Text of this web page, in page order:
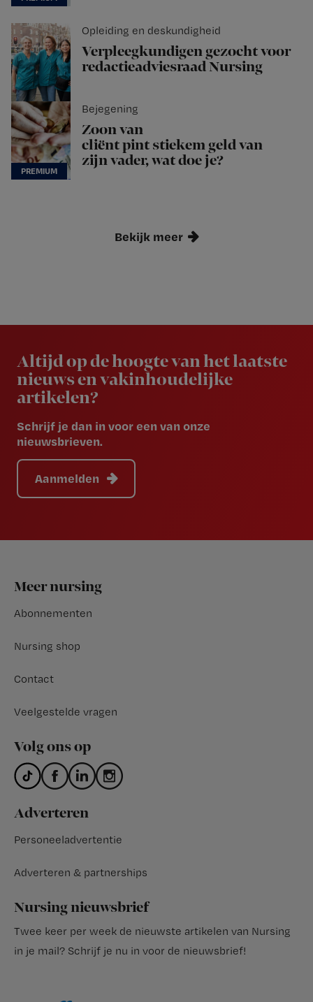
Opleiding en deskundigheid
Verpleegkundigen gezocht voor
redactieadviesraad Nursing
Bejegening
Zoon van
cliënt pint stiekem geld van
zijn vader, wat doe je?
Bekijk meer
Altijd op de hoogte van het laatste
nieuws en vakinhoudelijke
artikelen?
Schrijf je dan in voor een van onze
nieuwsbrieven.
Aanmelden
Footer
Meer nursing
Abonnementen
Nursing shop
Contact
Veelgestelde vragen
Volg ons op
Adverteren
Personeeladvertentie
Adverteren & partnerships
Nursing nieuwsbrief
Twee keer per week de nieuwste artikelen van Nursing
in je mail? Schrijf je nu in voor de nieuwsbrief!